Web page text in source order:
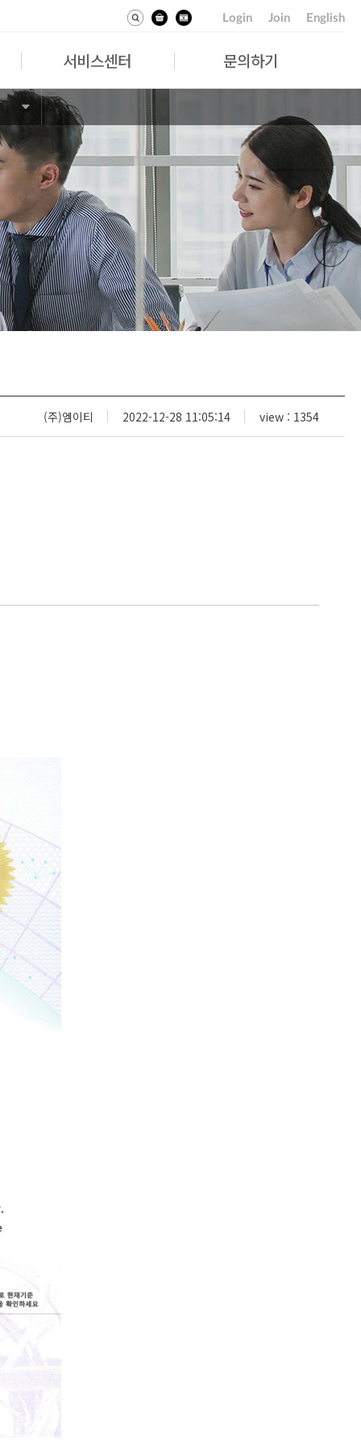
Login Join English
서비스센터 문의하기
(주)엠이티 2022-12-28 11:05:14 view : 1354